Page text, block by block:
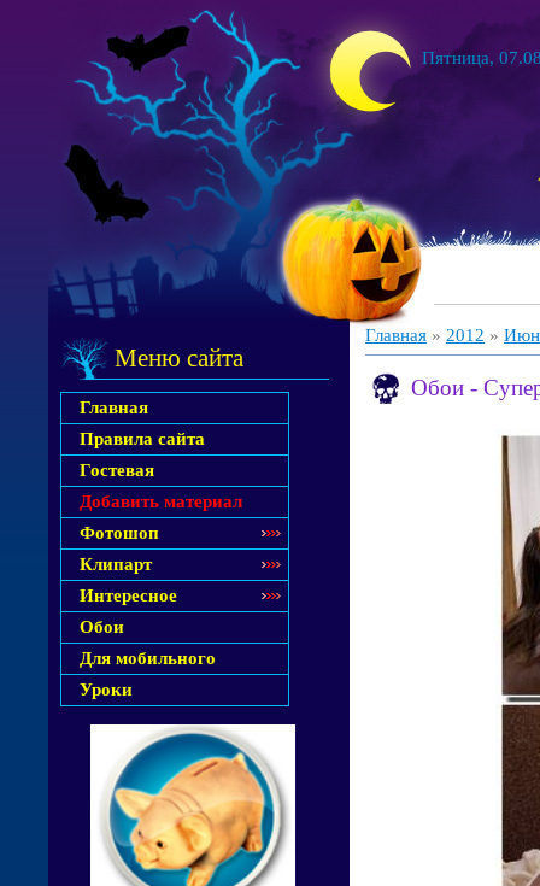
Пятница,
Меню сайта
Главная
Правила сайта
Гостевая
Добавить материал
Фотошоп
Клипарт
Интересное
Обои
Для мобильного
Уроки
Главная » 2012 »
Обои -